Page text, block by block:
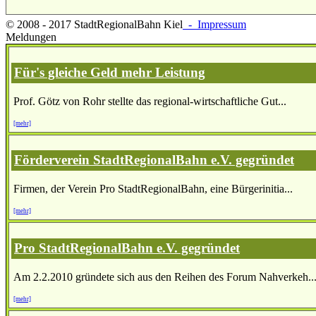
© 2008 - 2017 StadtRegionalBahn Kiel - Impressum
Meldungen
Für's gleiche Geld mehr Leistung
Prof. Götz von Rohr stellte das regional-wirtschaftliche Gut...
[mehr]
Förderverein StadtRegionalBahn e.V. gegründet
Firmen, der Verein Pro StadtRegionalBahn, eine Bürgerinitia...
[mehr]
Pro StadtRegionalBahn e.V. gegründet
Am 2.2.2010 gründete sich aus den Reihen des Forum Nahverkeh...
[mehr]